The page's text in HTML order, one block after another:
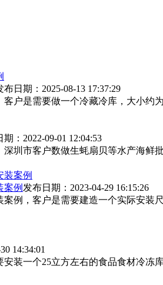
布日期：2025-08-13 17:37:29
户是需要做一个冷藏冷库，大小约
期：2022-09-01 12:04:53
圳市客户数做生蚝扇贝等水产海鲜
案例 发布日期：2023-04-29 16:15:26
例，客户是需要建造一个实际安装
14:34:01
装一个25立方左右的食品食材冷